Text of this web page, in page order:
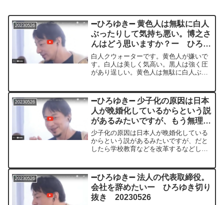
20230526
➖ひろゆき➖ 黄色人は無駄に白人
ぶったりして気持ち悪い。博之さ
んはどう思いますか？ー ひろゆ
き切り抜き 20230526
白人クウォーターです。黄色人が嫌いで
す。白人は美しく気高い。黒人は強く圧
があり逞しい。黄色人は無駄に白人ぶっ
６００円）＊＊＊＊＊＊＊文字起こし内
容＊＊＊＊＊＊＊...
20230526
➖ひろゆき➖ 少子化の原因は日本
人が晩婚化しているからという説
があるみたいですが、もう無理な
んでしょうかー ひろゆき切り抜
き 20230526
少子化の原因は日本人が晩婚化している
からという説があるみたいですが、だと
したら学校教育などを改革するなどして
理なんでしょうか？例えばITなど駆使し
て学習を効率化させたり...
20230526
➖ひろゆき➖ 法人の代表取締役。
会社を辞めたいー ひろゆき切り
抜き 20230526